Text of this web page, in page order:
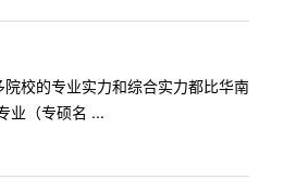
校的专业实力和综合实力都比华南
业（专硕名 ...